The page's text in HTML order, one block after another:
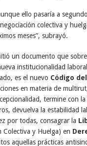
ello pasaría a
colectiva y
meses”, subrayó.
un documento que
institucionalidad
es el nuevo Código
en materia de
termine con
devuelva la estabilidad
por todas, consagrar la
Colectiva y Huelga) en
aquellas prácticas